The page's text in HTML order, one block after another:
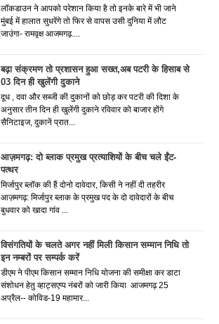
लॉकडाउन ने आपको परेशान किया है तो इनके बारे में भी जाने
मुंबई में हालात सुधरेंगे तो फिर से वापस उसी दुनिया में लौट
जाउंगा- रामवृक्ष आजमगढ़....
बढ़ा संक्रमण तो प्रशासन हुआ सख्त,अब पटरी के हिसाब से
03 दिन ही खुलेंगी दुकाने
दूध , दवा और सब्जी की दुकानों को छोड़ कर पटरी की दिशा के
अनुसार तीन दिन ही खुलेंगी दुकाने रविवार को बाजार होंगे
सैनिटाइज, दुकानें प्रात...
आज़मगढ़: दो ब्लाक प्रमुख प्रत्याशियों के बीच चले ईंट-
पत्थर
मिर्जापुर ब्लॉक की हैं दोनो दावेदार, किसी ने नहीं दी तहरीर
आज़मगढ़: मिर्जापुर ब्लाक के प्रमुख पद के दो दावेदारों के बीच
बुधवार को खादा गांव ...
विसंगतियों के चलते अगर नहीं मिली किसान सम्मान निधि तो
इन नम्बरों पर सम्पर्क करें
डीएम ने पीएम किसान सम्मान निधि योजना की समीक्षा कर डाटा
संशोधन हेतु व्हाट्सएप्प नंबरों को जारी किया आजमगढ़ 25
अप्रैल-- कोविड-19 महामार...